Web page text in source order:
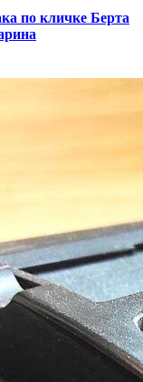
по кличке Берта